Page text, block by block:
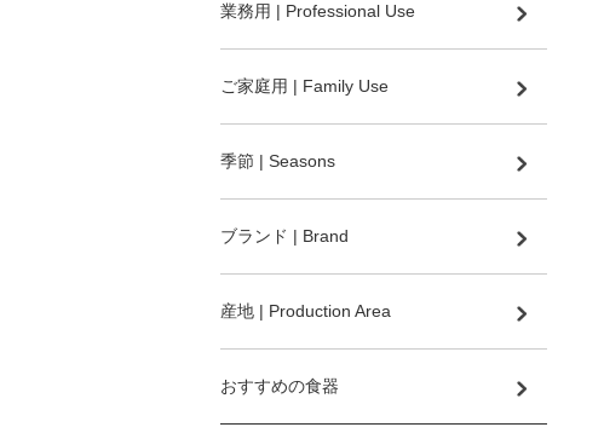
業務用 | Professional Use
ご家庭用 | Family Use
季節 | Seasons
ブランド | Brand
産地 | Production Area
おすすめの食器